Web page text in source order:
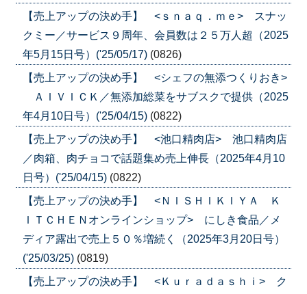
【売上アップの決め手】 <ｓｎａｑ．ｍｅ> スナッ
クミー／サービス９周年、会員数は２５万人超（2025
年5月15日号）('25/05/17) (0826)
【売上アップの決め手】 <シェフの無添つくりおき>
ＡＩＶＩＣＫ／無添加総菜をサブスクで提供（2025
年4月10日号）('25/04/15) (0822)
【売上アップの決め手】 <池口精肉店> 池口精肉店
／肉箱、肉チョコで話題集め売上伸長（2025年4月10
日号）('25/04/15) (0822)
【売上アップの決め手】 <ＮＩＳＨＩＫＩＹＡ Ｋ
ＩＴＣＨＥＮオンラインショップ> にしき食品／メ
ディア露出で売上５０％増続く（2025年3月20日号）
('25/03/25) (0819)
【売上アップの決め手】 <Ｋｕｒａｄａｓｈｉ> ク